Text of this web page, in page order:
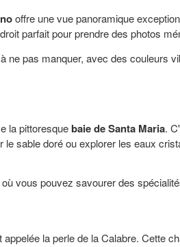
offre une vue panoramique
parfait pour prendre des photos
ne pas manquer, avec des couleurs
la pittoresquebaie de Santa Maria.
sable doré ou explorer les eaux
vous pouvez savourer des
appelée la perle de la Calabre. Cette